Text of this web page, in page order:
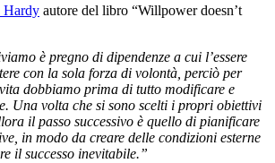
Hardy autore del libro “Willpower doesn’t
è pregno di dipendenze a cui l’essere
con la sola forza di volontà, perciò per
dobbiamo prima di tutto modificare e
Una volta che si sono scelti i propri obiettivi
il passo successivo è quello di pianificare
in modo da creare delle condizioni esterne
il successo inevitabile.”